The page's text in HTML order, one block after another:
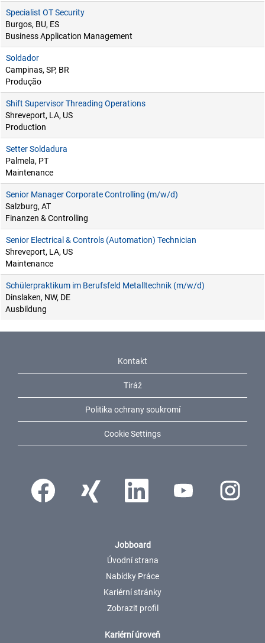
Specialist OT Security
Burgos, BU, ES
Business Application Management
Soldador
Campinas, SP, BR
Produção
Shift Supervisor Threading Operations
Shreveport, LA, US
Production
Setter Soldadura
Palmela, PT
Maintenance
Senior Manager Corporate Controlling (m/w/d)
Salzburg, AT
Finanzen & Controlling
Senior Electrical & Controls (Automation) Technician
Shreveport, LA, US
Maintenance
Schülerpraktikum im Berufsfeld Metalltechnik (m/w/d)
Dinslaken, NW, DE
Ausbildung
Kontakt
Tiráž
Politika ochrany soukromí
Cookie Settings
Otevře se na nové kartě.Otevře se na nové kartě.Otevře se na nové kartě.Otevře se na nové kartě.
Otevře se
Jobboard
Úvodní strana
Nabídky Práce
Kariérní stránky
Zobrazit profil
Kariérní úroveň